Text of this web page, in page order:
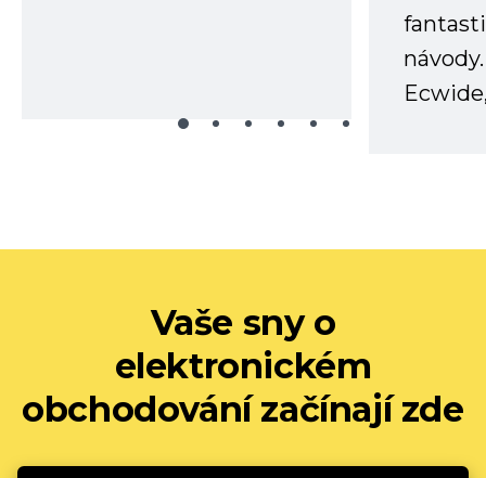
Vaše sny o
elektronickém
obchodování začínají zde